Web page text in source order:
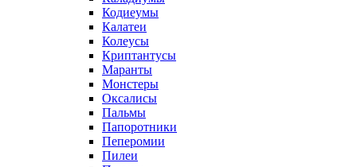
Кодиеумы
Калатеи
Колеусы
Криптантусы
Маранты
Монстеры
Оксалисы
Пальмы
Папоротники
Пеперомии
Пилеи